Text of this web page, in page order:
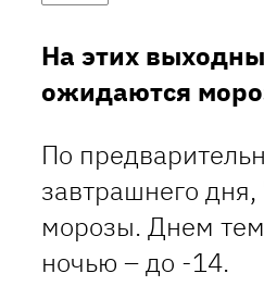
На этих
ожидаются
По
завтрашнего
морозы. Днем
ночью – до -14.